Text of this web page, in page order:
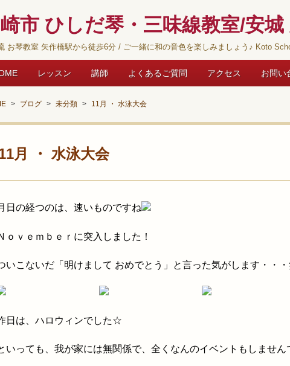
市 ひしだ琴・三味線教室/安
お琴教室 矢作橋駅から徒歩6分 / ご一緒に和の音色を楽しみましょう♪ Koto
レッスン 講師 よくあるご質問 アクセス お問い
ブログ 未分類 11月 ・ 水泳大会
月 ・ 水泳大会
日の経つのは、速いものですね
ｏｖｅｍｂｅｒに突入しました！
いこないだ「明けまして おめでとう」と言った気がします・・
日は、ハロウィンでした☆
いっても、我が家には無関係で、全くなんのイベントもしません